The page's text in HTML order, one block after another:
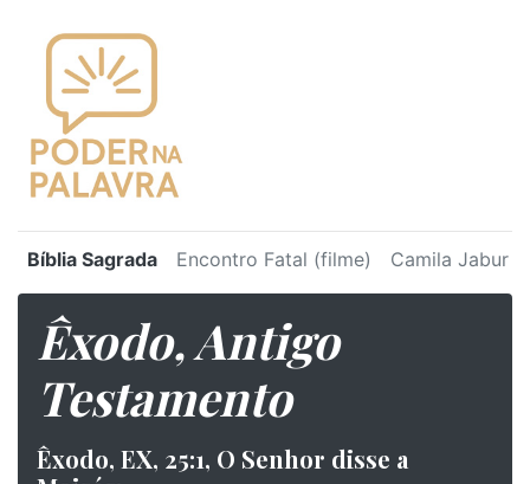
Bíblia Sagrada Encontro Fatal (filme) Camila Jabur
Êxodo, Antigo
Testamento
Êxodo, EX, 25:1, O Senhor disse a